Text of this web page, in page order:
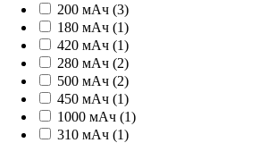
200 мАч (3)
180 мАч (1)
420 мАч (1)
280 мАч (2)
500 мАч (2)
450 мАч (1)
1000 мАч (1)
310 мАч (1)